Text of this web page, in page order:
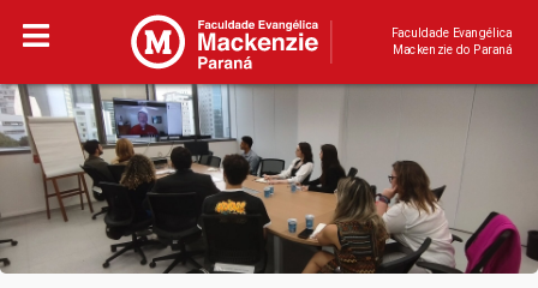
Faculdade Evangélica
Mackenzie do Paraná